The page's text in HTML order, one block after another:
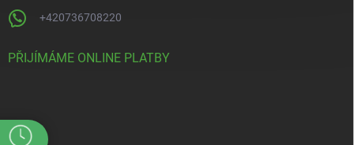
+420736708220
PŘIJÍMÁME ONLINE PLATBY